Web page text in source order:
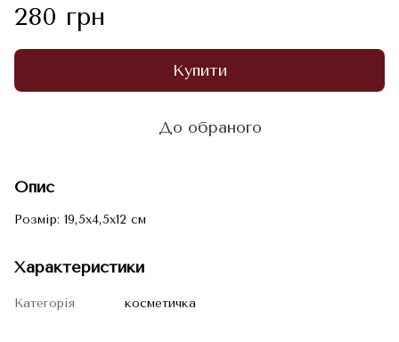
280 грн
Купити
До обраного
Опис
Розмір: 19,5x4,5x12 см
Характеристики
Категорія косметичка